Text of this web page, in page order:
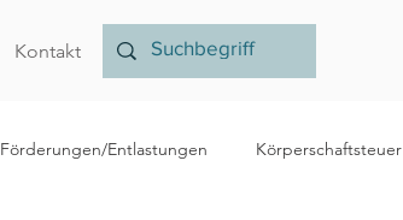
Kontakt
Förderungen/Entlastungen Körperschaftsteuer